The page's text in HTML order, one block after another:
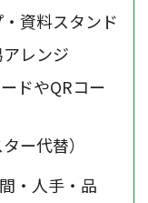
資料スタンド
レンジ
ドやQRコー
ー代替）
・人手・品